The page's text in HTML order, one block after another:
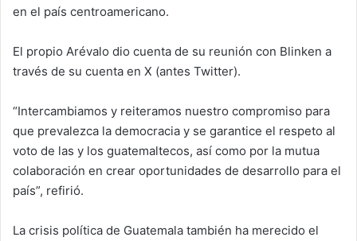
en el país centroamericano.
El propio Arévalo dio cuenta de su reunión con Blinken a
través de su cuenta en X (antes Twitter).
“Intercambiamos y reiteramos nuestro compromiso para
que prevalezca la democracia y se garantice el respeto al
voto de las y los guatemaltecos, así como por la mutua
colaboración en crear oportunidades de desarrollo para el
país”, refirió.
La crisis política de Guatemala también ha merecido el